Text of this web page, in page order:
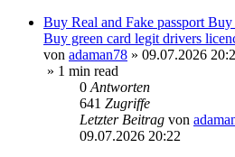
Buy Real and Fake passport
Buy green card legit drivers
von adaman78 » 09.07.2026
» 1 min read
0 Antworten
641 Zugriffe
Letzter Beitrag von
09.07.2026 20:22